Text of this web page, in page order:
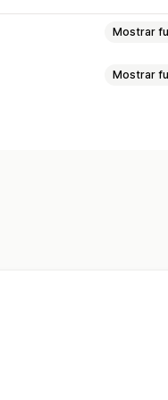
Mostrar
Mostrar